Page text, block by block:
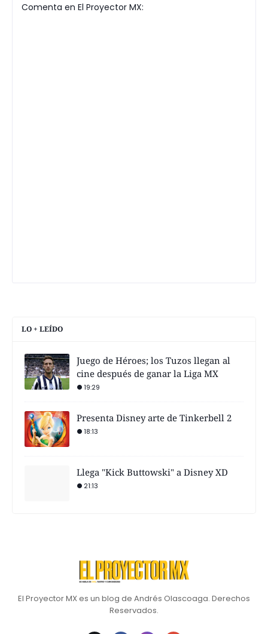
Comenta en El Proyector MX:
LO + LEÍDO
Juego de Héroes; los Tuzos llegan al
cine después de ganar la Liga MX
19:29
Presenta Disney arte de Tinkerbell 2
18:13
Llega "Kick Buttowski" a Disney XD
21:13
El Proyector MX es un blog de Andrés Olascoaga. Derechos
Reservados.